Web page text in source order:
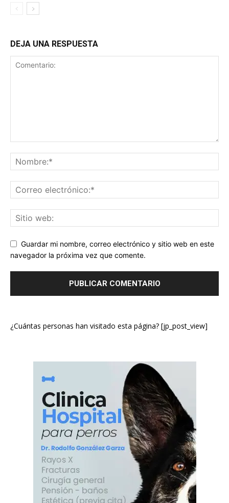
DEJA UNA RESPUESTA
Guardar mi nombre, correo electrónico y sitio web en este
navegador la próxima vez que comente.
¿Cuántas personas han visitado esta página? [jp_post_view]